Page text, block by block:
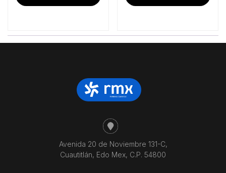
$49,320.69.
Avenida 20 de Noviembre 131-C,
Cuautitlán, Edo Mex, C.P. 54800